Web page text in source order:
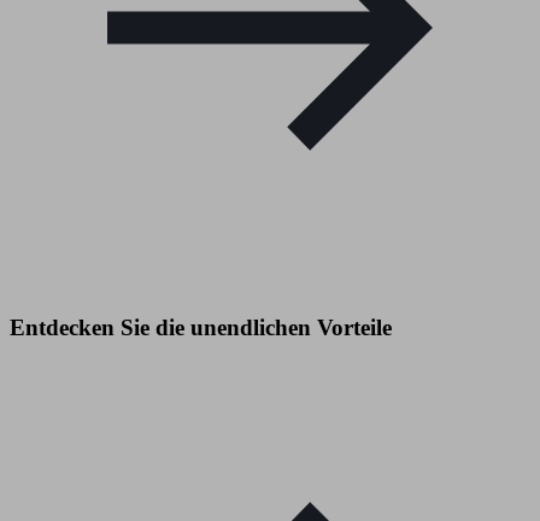
Entdecken Sie die unendlichen Vorteile